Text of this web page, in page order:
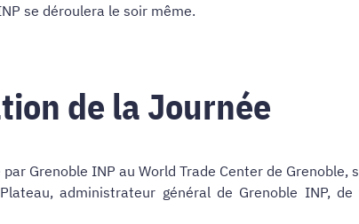
se déroulera le soir même.
de la Journée
par Grenoble INP au World Trade Center de Grenoble,
administrateur général de Grenoble INP,